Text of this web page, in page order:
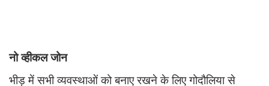
नो व्हीकल जोन
भीड़ में सभी व्यवस्थाओं को बनाए रखने के लिए गोदौलिया से